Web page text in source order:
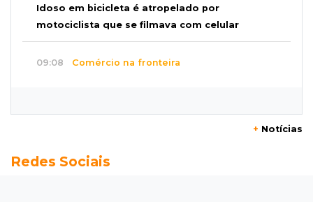
Idoso em bicicleta é atropelado por
motociclista que se filmava com celular
09:08 Comércio na fronteira
Chegada de frente fria muda o tempo e
+ Notícias
Redes Sociais